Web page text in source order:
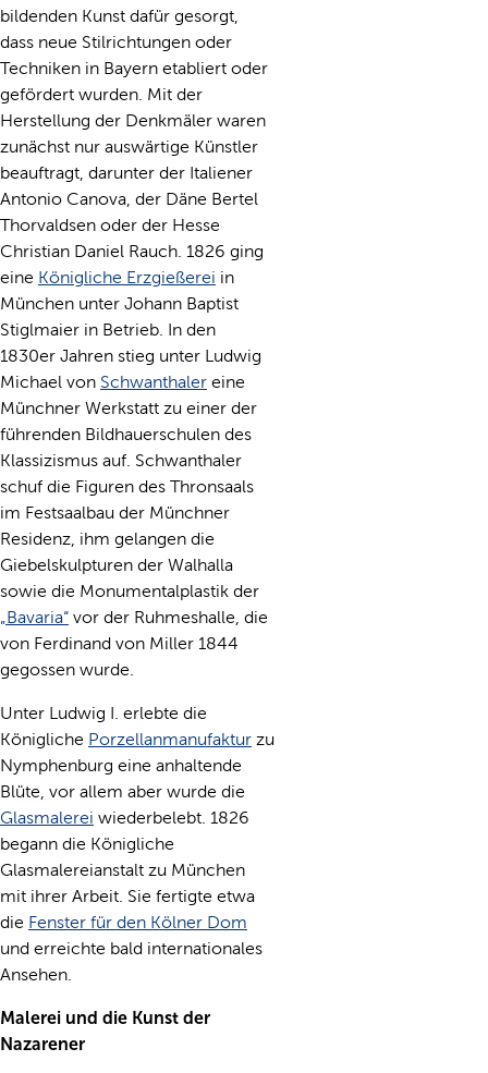
bildenden Kunst dafür gesorgt,
dass neue Stilrichtungen oder
Techniken in Bayern etabliert oder
gefördert wurden. Mit der
Herstellung der Denkmäler waren
zunächst nur auswärtige Künstler
beauftragt, darunter der Italiener
Antonio Canova, der Däne Bertel
Thorvaldsen oder der Hesse
Christian Daniel Rauch. 1826 ging
eine Königliche Erzgießerei in
München unter Johann Baptist
Stiglmaier in Betrieb. In den
1830er Jahren stieg unter Ludwig
Michael von Schwanthaler eine
Münchner Werkstatt zu einer der
führenden Bildhauerschulen des
Klassizismus auf. Schwanthaler
schuf die Figuren des Thronsaals
im Festsaalbau der Münchner
Residenz, ihm gelangen die
Giebelskulpturen der Walhalla
sowie die Monumentalplastik der
„Bavaria“ vor der Ruhmeshalle, die
von Ferdinand von Miller 1844
gegossen wurde.
Unter Ludwig I. erlebte die
Königliche Porzellanmanufaktur zu
Nymphenburg eine anhaltende
Blüte, vor allem aber wurde die
Glasmalerei wiederbelebt. 1826
begann die Königliche
Glasmalereianstalt zu München
mit ihrer Arbeit. Sie fertigte etwa
die Fenster für den Kölner Dom
und erreichte bald internationales
Ansehen.
Malerei und die Kunst der
Nazarener